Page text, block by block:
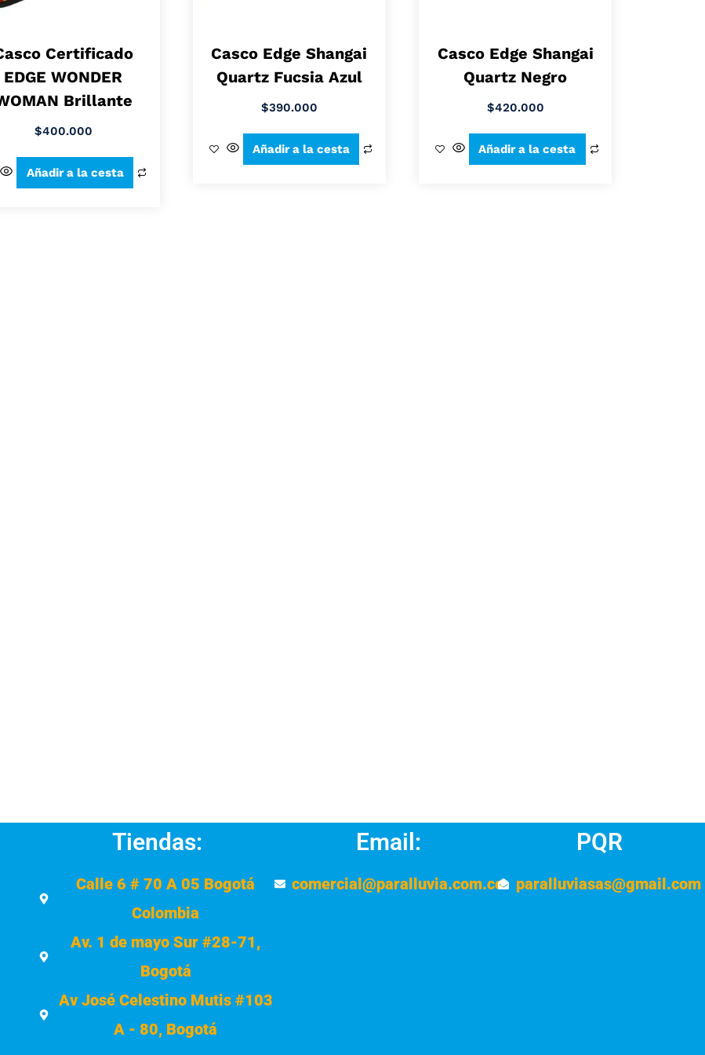
Certificado
EDGE WONDER
Brillante
$400.000
Añadir a la cesta
Casco Edge Shangai
Quartz Fucsia Azul
$390.000
Añadir a la cesta
Casco Edge Shangai
Quartz Negro
$420.000
Añadir a la cesta
Tiendas:
Calle 6 # 70 A 05 Bogotá
Colombia
Av. 1 de mayo Sur #28-71,
Bogotá
Av José Celestino Mutis #103
A - 80, Bogotá
Email:
comercial@paralluvia.com.co
PQR
paralluviasas@gmail.com